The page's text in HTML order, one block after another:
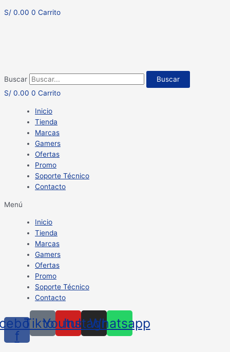
S/ 0.00 0 Carrito
Buscar
Buscar
S/ 0.00 0 Carrito
Inicio
Tienda
Marcas
Gamers
Ofertas
Promo
Soporte Técnico
Contacto
Menú
Inicio
Tienda
Marcas
Gamers
Ofertas
Promo
Soporte Técnico
Contacto
f
TiktokYoutube
Instagram
Whatsapp